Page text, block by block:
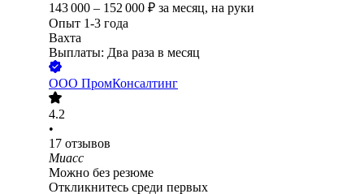
143 000 – 152 000 ₽ за месяц, на руки
Опыт 1-3 года
Вахта
Выплаты: Два раза в месяц
ООО ПромКонсалтинг
4.2
•
17 отзывов
Миасс
Можно без резюме
Откликнитесь среди первых